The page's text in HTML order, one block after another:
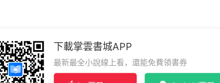
下載掌雲書城APP
最新最全小說線上看，還能免費領書券